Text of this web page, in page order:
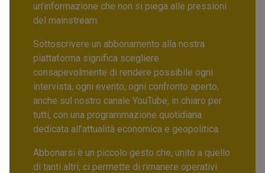
un’informazione che non si piega alle pressioni
del mainstream.
Sottoscrivere un abbonamento alla nostra
piattaforma significa scegliere
consapevolmente di rendere possibile ogni
intervista, ogni evento, ogni confronto aperto,
anche sul nostro canale YouTube, in chiaro per
tutti, con una programmazione quotidiana
dedicata all’attualità economica e geopolitica.
Abbonarsi è un piccolo gesto che, unito a quello
di tanti altri, ci permette di rimanere operativi.